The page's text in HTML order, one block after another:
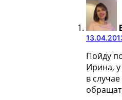
Пойду
Ирина, у
в